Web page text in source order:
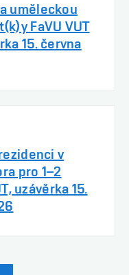
uměleckou
FaVU VUT
15. června
v
pro 1–2
uzávěrka 15.